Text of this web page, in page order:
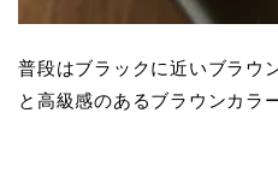
普段はブラックに近いブラウ
と高級感のあるブラウンカラ